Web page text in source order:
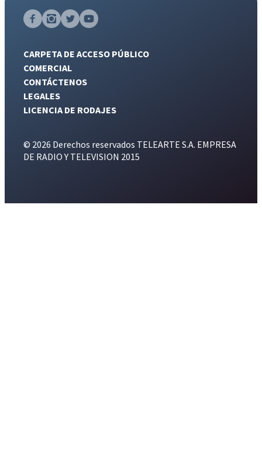
CARPETA DE ACCESO PÚBLICO
COMERCIAL
CONTÁCTENOS
LEGALES
LICENCIA DE RODAJES
© 2026 Derechos reservados TELEARTE S.A. EMPRESA
DE RADIO Y TELEVISION 2015